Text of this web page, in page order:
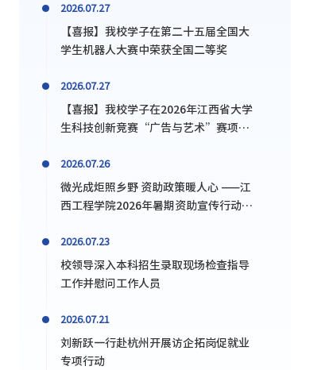
2026.07.27
【喜报】我校学子在第二十五届全国大
学生机器人大赛中荣获全国二等奖
2026.07.27
【喜报】我校学子在2026年江西省大学
生科技创新竞赛“广告与艺术”赛项暨
2026.07.26
微光成炬照乡野 资助政策暖人心 ——江
西工程学院2026年暑期资助宣传行动成
2026.07.23
校领导深入本科招生录取现场检查指导
工作并慰问工作人员
2026.07.21
刘新跃一行赴杭州开展访企拓岗促就业
专项行动